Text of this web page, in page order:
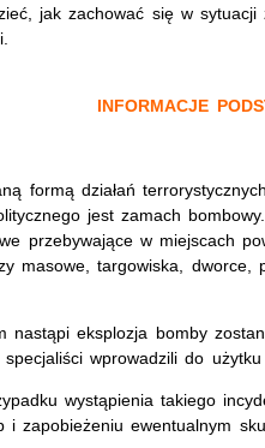
jak zachować się w
INFORMACJE
formą działań
jest zamach
przebywające w miejscach
masowe, targowiska, dworce,
nastąpi eksplozja bomby
wprowadzili do
wystąpienia takiego
i zapobieżeniu ewentualnym